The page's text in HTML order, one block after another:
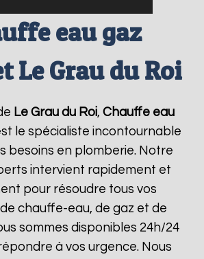
eau gaz
Le Grau du Roi
Le Grau du Roi,Chauffe eau
le spécialiste incontournable
besoins en plomberie. Notre
intervient rapidement et
pour résoudre tous vos
chauffe-eau, de gaz et de
sommes disponibles 24h/24
à vos urgence. Nous